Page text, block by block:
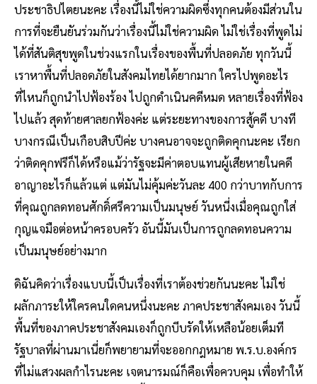
ประชาธิปไตยนะคะ เรื่องนี้ไม่ใช่ความผิดซึ่งทุกคนต้องมีส่วนใน
การที่จะยืนยันร่วมกันว่าเรื่องนี้ไม่ใช่ความผิด ไม่ใช่เรื่องที่พูดไม่
ได้ที่สันติสุขพูดในช่วงแรกในเรื่องของพื้นที่ปลอดภัย ทุกวันนี้
เราหาพื้นที่ปลอดภัยในสังคมไทยได้ยากมาก ใครไปพูดอะไร
ที่ไหนก็ถูกนำไปฟ้องร้อง ไปถูกดำเนินคดีหมด หลายเรื่องที่ฟ้อง
ไปแล้ว สุดท้ายศาลยกฟ้องค่ะ แต่ระยะทางของการสู้คดี บางที
บางกรณีเป็นเกือบสิบปีค่ะ บางคนอาจจะถูกติดคุกนะคะ เรียก
ว่าติดคุกฟรีก็ได้หรือแม้ว่ารัฐจะมีค่าตอบแทนผู้เสียหายในคดี
อาญาอะไรก็แล้วแต่ แต่มันไม่คุ้มค่ะวันละ 400 กว่าบาทกับการ
ที่คุณถูกลดทอนศักดิ์ศรีความเป็นมนุษย์ วันหนี่งเมื่อคุณถูกใส่
กุญแจมือต่อหน้าครอบครัว อันนี้มันเป็นการถูกลดทอนความ
เป็นมนุษย์อย่างมาก
ดิฉันคิดว่าเรื่องแบบนี้เป็นเรื่องที่เราต้องช่วยกันนะคะ ไม่ใช่
ผลักภาระให้ใครคนใดคนหนึ่งนะคะ ภาคประชาสังคมเอง วันนี้
พื้นที่ของภาคประชาสังคมเองก็ถูกบีบรัดให้เหลือน้อยเต็มที
รัฐบาลที่ผ่านมาเนี่ยก็พยายามที่จะออกกฎหมาย พ.ร.บ.องค์กร
ที่ไม่แสวงผลกำไรนะคะ เจตนารมณ์ก็คือเพื่อควบคุม เพื่อทำให้